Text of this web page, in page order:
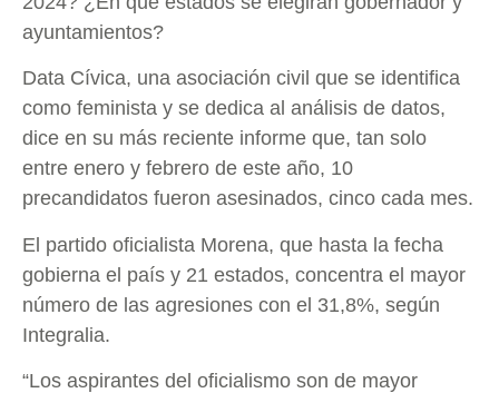
ayuntamientos?
Data Cívica, una asociación civil que se identifica
como feminista y se dedica al análisis de datos,
dice en su más reciente informe que, tan solo
entre enero y febrero de este año, 10
precandidatos fueron asesinados, cinco cada mes.
El partido oficialista Morena, que hasta la fecha
gobierna el país y 21 estados, concentra el mayor
número de las agresiones con el 31,8%, según
Integralia.
“Los aspirantes del oficialismo son de mayor